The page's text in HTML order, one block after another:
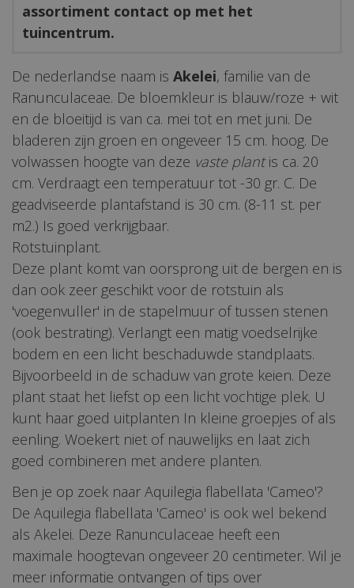
assortiment contact op met het
tuincentrum.
De nederlandse naam is Akelei, familie van de
Ranunculaceae. De bloemkleur is blauw/roze + wit
en de bloeitijd is van ca. mei tot en met juni. De
bladeren zijn groen en ongeveer 15 cm. hoog. De
volwassen hoogte van deze vaste plantis ca. 20
cm. Verdraagt een temperatuur tot -30 gr. C. De
geadviseerde plantafstand is 30 cm. (8-11 st. per
m2.) Is goed verkrijgbaar.
Rotstuinplant.
Deze plant komt van oorsprong uit de bergen en is
dan ook zeer geschikt voor de rotstuin als
'voegenvuller' in de stapelmuur of tussen stenen
(ook bestrating). Verlangt een matig voedselrijke
bodem en een licht beschaduwde standplaats.
Bijvoorbeeld in de schaduw van grote keien. Deze
plant staat het liefst op een licht vochtige plek. U
kunt haar goed uitplanten In kleine groepjes of als
eenling. Woekert niet of nauwelijks en laat zich
goed combineren met andere planten.
Ben je op zoek naar Aquilegia flabellata 'Cameo'?
De Aquilegia flabellata 'Cameo' is ook wel bekend
als Akelei. Deze Ranunculaceae heeft een
maximale hoogtevan ongeveer 20 centimeter. Wil je
meer informatie ontvangen of tips over